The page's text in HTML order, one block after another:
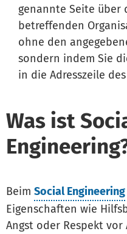
genannte Seite über
betreffenden
ohne den
sondern indem Sie
in die Adresszeile
Was ist
Beim Social Engineering
Eigenschaften wie
Angst oder Respekt